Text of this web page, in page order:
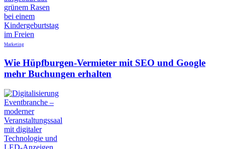
Marketing
Wie Hüpfburgen-Vermieter mit SEO und Google
mehr Buchungen erhalten